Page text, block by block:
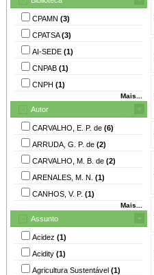
CPAMN (3)
CPATSA(3)
AI-SEDE (1)
CNPAB (1)
CNPH (1)
Mais...
Autor
CARVALHO, E. P. de (6)
ARRUDA, G. P. de (2)
CARVALHO, M. B. de (2)
ARENALES, M. N. (1)
CANHOS, V. P. (1)
Mais...
Assunto
Acidez (1)
Acidity (1)
Agricultura Sustentável (1)